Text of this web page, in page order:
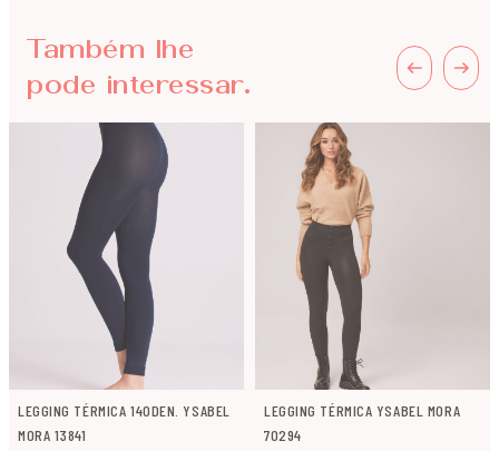
Também lhe
pode interessar.
LEGGING TÉRMICA 140DEN. YSABEL
MORA 13841
LEGGING TÉRMICA YSABEL MORA
70294